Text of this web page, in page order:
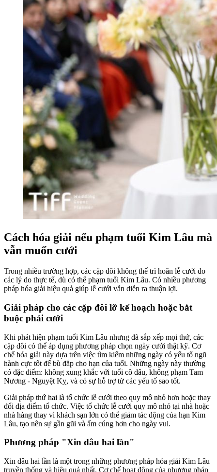
Cách hóa giải nếu phạm tuổi Kim Lâu mà
vẫn muốn cưới
Trong nhiều trường hợp, các cặp đôi không thể trì hoãn lễ cưới do
các lý do thực tế, dù có thể phạm tuổi Kim Lâu. Có nhiều phương
pháp hóa giải hiệu quả giúp lễ cưới vẫn diễn ra thuận lợi.
Giải pháp cho các cặp đôi lỡ kế hoạch hoặc bắt
buộc phải cưới
Khi phát hiện phạm tuổi Kim Lâu nhưng đã sắp xếp mọi thứ, các
cặp đôi có thể áp dụng phương pháp chọn ngày cưới thật kỹ. Cơ
chế hóa giải này dựa trên việc tìm kiếm những ngày có yếu tố ngũ
hành cực tốt để bù đắp cho hạn của tuổi. Những ngày này thường
có đặc điểm: không xung khắc với tuổi cô dâu, không phạm Tam
Nương - Nguyệt Kỵ, và có sự hỗ trợ từ các yếu tố sao tốt.
Giải pháp thứ hai là tổ chức lễ cưới theo quy mô nhỏ hơn hoặc thay
đổi địa điểm tổ chức. Việc tổ chức lễ cưới quy mô nhỏ tại nhà hoặc
nhà hàng thay vì khách sạn lớn có thể giảm tác động của hạn Kim
Lâu, tạo nên sự gần gũi và ấm cúng hơn cho ngày vui.
Phương pháp "Xin dâu hai lần"
Xin dâu hai lần là một trong những phương pháp hóa giải Kim Lâu
truyền thống và hiệu quả nhất. Cơ chế hoạt động của phương pháp